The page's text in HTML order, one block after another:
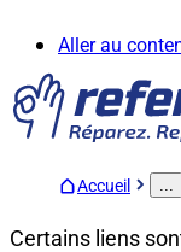
Aller au
Accueil ...
Certains liens